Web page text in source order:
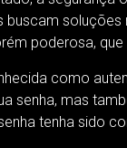
poderosa,
como
senha, mas
tenha sido